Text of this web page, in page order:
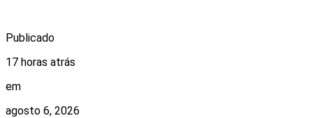
Publicado
17 horas atrás
em
agosto 6, 2026